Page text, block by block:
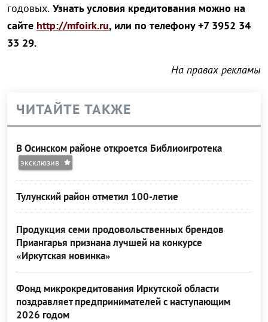
годовых. Узнать условия кредитования можно на
сайте http://mfoirk.ru, или по телефону +7 3952 34
33 29.
На правах рекламы
ЧИТАЙТЕ ТАКЖЕ
В Осинском районе откроется Библиоигротека
эксклюзив
Тулунский район отметил 100-летие
Продукция семи продовольственных брендов
Приангарья признана лучшей на конкурсе
«Иркутская новинка»
Фонд микрокредитования Иркутской области
поздравляет предпринимателей с наступающим
2026 годом